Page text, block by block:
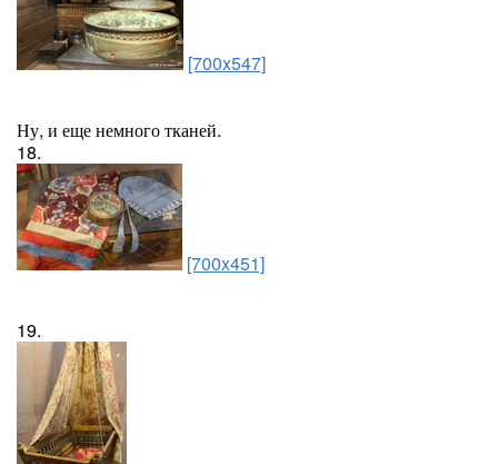
[700x547]
Ну, и еще немного тканей.
18.
[700x451]
19.